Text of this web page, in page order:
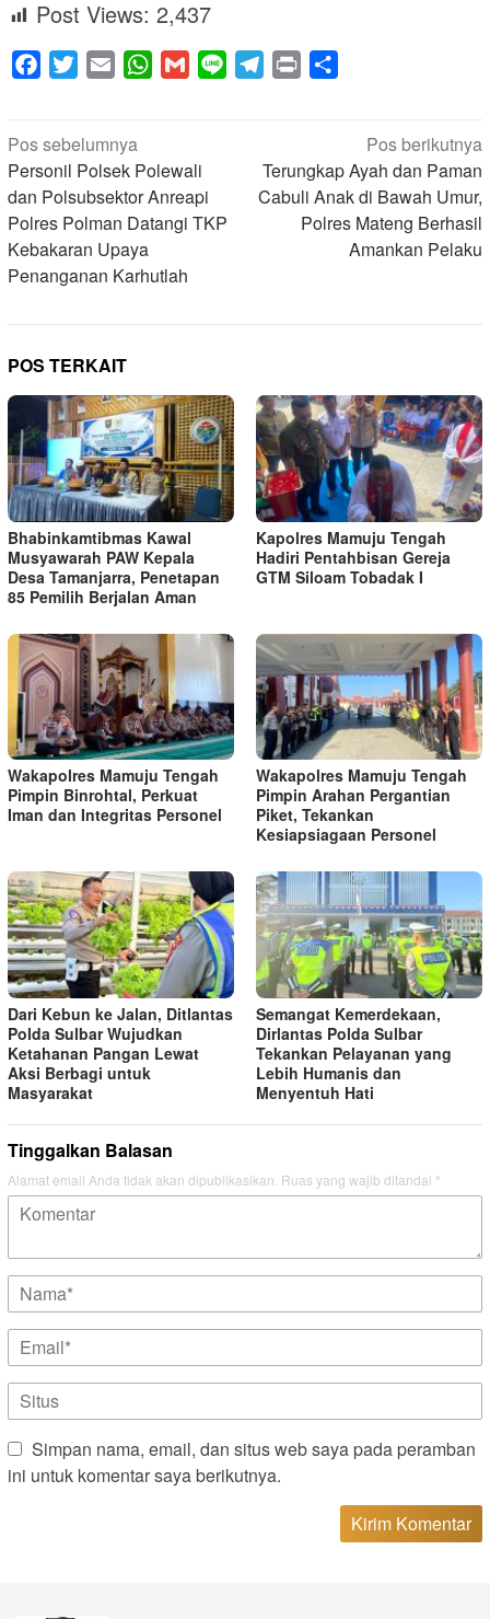
Post Views: 2,437
Facebook
Twitter Email WhatsApp
Gmail Line Telegram
Print
Navigasi
pos
Pos sebelumnya
Personil Polsek Polewali
dan Polsubsektor Anreapi
Polres Polman Datangi TKP
Kebakaran Upaya
Penanganan Karhutlah
Pos berikutnya
Terungkap Ayah dan Paman
Cabuli Anak di Bawah Umur,
Polres Mateng Berhasil
Amankan Pelaku
POS TERKAIT
Bhabinkamtibmas Kawal
Musyawarah PAW Kepala
Desa Tamanjarra, Penetapan
85 Pemilih Berjalan Aman
Kapolres Mamuju Tengah
Hadiri Pentahbisan Gereja
GTM Siloam Tobadak I
Wakapolres Mamuju Tengah
Pimpin Binrohtal, Perkuat
Iman dan Integritas Personel
Wakapolres Mamuju Tengah
Pimpin Arahan Pergantian
Piket, Tekankan
Kesiapsiagaan Personel
Dari Kebun ke Jalan, Ditlantas
Polda Sulbar Wujudkan
Ketahanan Pangan Lewat
Aksi Berbagi untuk
Masyarakat
Semangat Kemerdekaan,
Dirlantas Polda Sulbar
Tekankan Pelayanan yang
Lebih Humanis dan
Menyentuh Hati
Tinggalkan Balasan
Alamat email Anda tidak akan dipublikasikan. Ruas yang wajib ditandai *
Simpan nama, email, dan situs web saya pada peramban
ini untuk komentar saya berikutnya.